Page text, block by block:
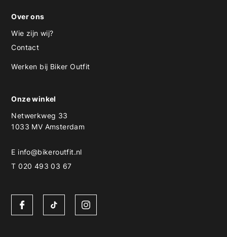
Over ons
Wie zijn wij?
Contact
Werken bij Biker Outfit
Onze winkel
Netwerkweg 33
1033 MV Amsterdam
E info@bikeroutfit.nl
T 020 493 03 67